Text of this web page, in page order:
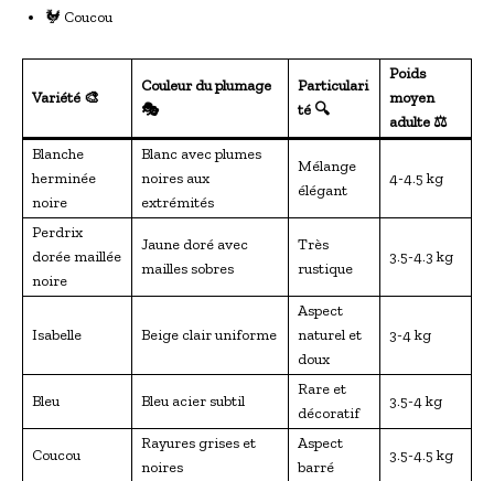
🐓 Coucou
Variété 🎨
Couleur du plumage
🎭
Particulari
té 🔍
Poids
moyen
adulte ⚖️
Blanche
herminée
noire
Blanc avec plumes
noires aux
extrémités
Mélange
élégant
4-4.5 kg
Perdrix
dorée maillée
noire
Jaune doré avec
mailles sobres
Très
rustique
3.5-4.3 kg
Isabelle Beige clair uniforme
Aspect
naturel et
doux
3-4 kg
Bleu Bleu acier subtil
Rare et
décoratif
3.5-4 kg
Coucou
Rayures grises et
noires
Aspect
barré
3.5-4.5 kg